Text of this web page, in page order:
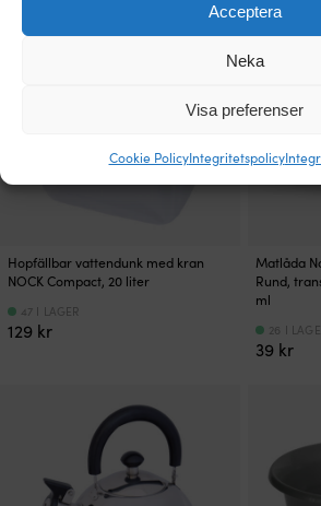
Acceptera
Neka
Visa preferenser
Cookie PolicyIntegritetspolicy
Bättre & billigare!
Hopfällbar vattendunk med kran
NOCK Compact, 20 liter
129 kr
47 I LAGER
Matlåda
Rund,
ml
39 kr
26 I